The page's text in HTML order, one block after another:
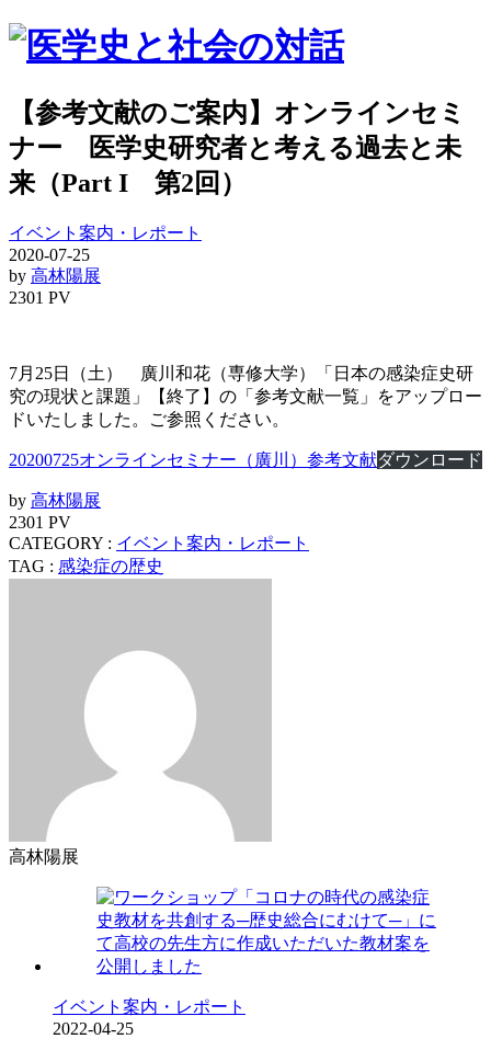
【参考文献のご案内】オンラインセミ
ナー 医学史研究者と考える過去と未
来（Part I 第2回）
イベント案内・レポート
2020-07-25
by 高林陽展
2301 PV
7月25日（土） 廣川和花（専修大学）「日本の感染症史研
究の現状と課題」【終了】の「参考文献一覧」をアップロー
ドいたしました。ご参照ください。
20200725オンラインセミナー（廣川）参考文献ダウンロード
by 高林陽展
2301 PV
CATEGORY : イベント案内・レポート
TAG : 感染症の歴史
高林陽展
イベント案内・レポート
2022-04-25